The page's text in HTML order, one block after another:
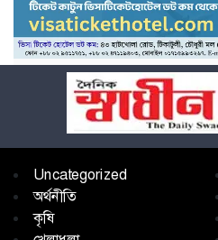
Uncategorized
অর্থনীতি
কৃষি